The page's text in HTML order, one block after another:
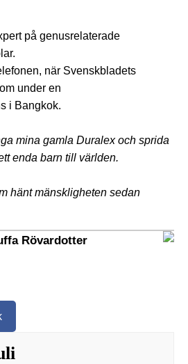
på genusrelaterade
när Svenskbladets
under en
i Bangkok.
mina gamla Duralex och sprida
enda barn till världen.
hänt mänskligheten sedan
Rövardotter